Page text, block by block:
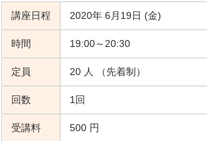
講座日程 2020年 6月19日 (金)
時間 19:00～20:30
定員 20 人 （先着制）
回数 1回
受講料 500 円